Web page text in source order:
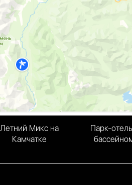
Летний Микс на
Камчатке
Парк-